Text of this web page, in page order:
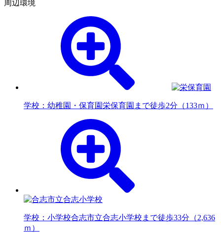
周辺環境
学校：幼稚園・保育園栄保育園まで徒歩2分（133ｍ）
学校：小学校合志市立合志小学校まで徒歩33分（2,636
ｍ）